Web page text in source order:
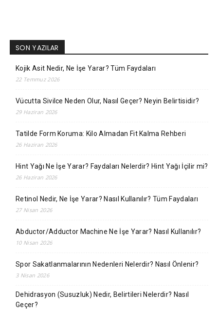
SON YAZILAR
Kojik Asit Nedir, Ne İşe Yarar? Tüm Faydaları
22 Temmuz 2026
Vücutta Sivilce Neden Olur, Nasıl Geçer? Neyin Belirtisidir?
29 Haziran 2026
Tatilde Form Koruma: Kilo Almadan Fit Kalma Rehberi
26 Haziran 2026
Hint Yağı Ne İşe Yarar? Faydaları Nelerdir? Hint Yağı İçilir mi?
26 Haziran 2026
Retinol Nedir, Ne İşe Yarar? Nasıl Kullanılır? Tüm Faydaları
27 Nisan 2026
Abductor/Adductor Machine Ne İşe Yarar? Nasıl Kullanılır?
10 Nisan 2026
Spor Sakatlanmalarının Nedenleri Nelerdir? Nasıl Önlenir?
3 Nisan 2026
Dehidrasyon (Susuzluk) Nedir, Belirtileri Nelerdir? Nasıl
Geçer?